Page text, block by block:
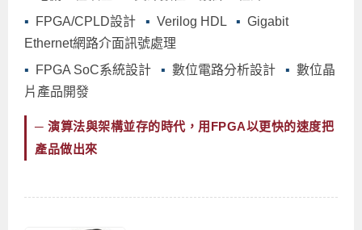
▪
FPGA/CPLD設計 ▪ Verilog HDL ▪ Gigabit
Ethernet網路介面訊號處理
▪
FPGA SoC系統設計 ▪ 數位電路分析設計 ▪ 數位晶
片產品開發
─ 演算法與架構並存的時代，用FPGA以更快的速度把
產品做出來